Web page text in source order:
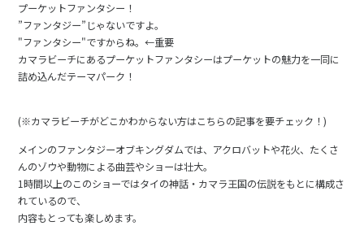
プーケットファンタシー！
”ファンタジー”じゃないですよ。
"ファンタシー"ですからね。←重要
カマラビーチにあるプーケットファンタシーはプーケットの魅力を一同に
詰め込んだテーマパーク！
(※カマラビーチがどこかわからない方はこちらの記事を要チェック！)
メインのファンタジーオブキングダムでは、アクロバットや花火、たくさ
んのゾウや動物による曲芸やショーは壮大。
1時間以上のこのショーではタイの神話・カマラ王国の伝説をもとに構成さ
れているので、
内容もとっても楽しめます。